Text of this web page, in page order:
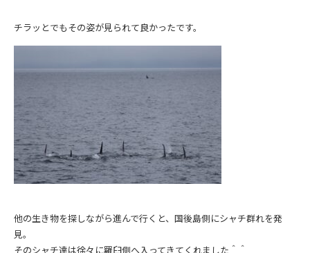
チラッとでもその姿が見られて良かったです。
他の生き物を探しながら進んで行くと、国後島側にシャチ群れを発
見。
そのシャチ達は徐々に羅臼側へ入ってきてくれました＾＾